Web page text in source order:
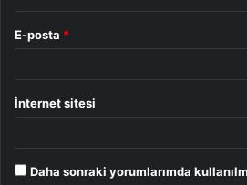
E-posta *
İnternet sitesi
Daha sonraki yorumlarımda